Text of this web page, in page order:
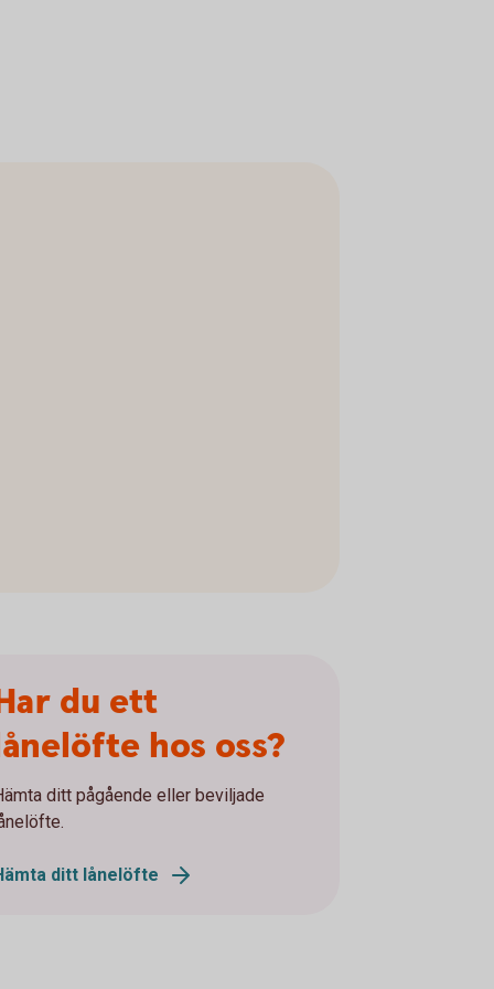
du ett
hos oss?
ditt pågående eller beviljade
ditt lånelöfte